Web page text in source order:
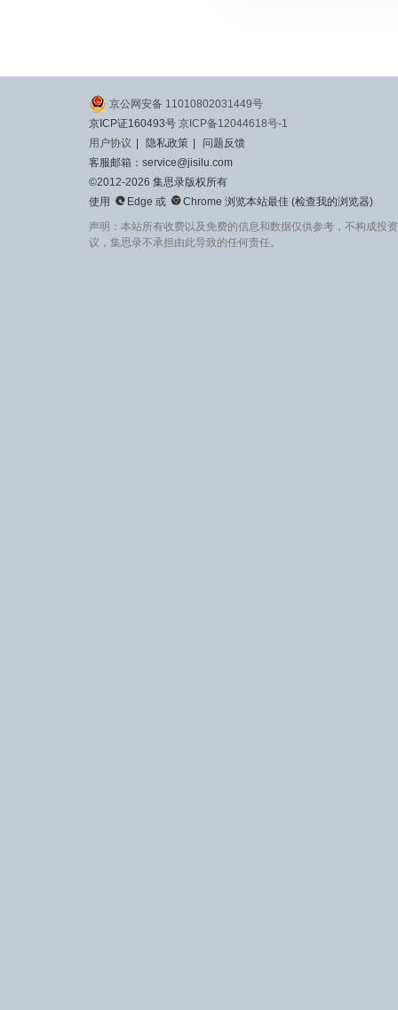
京公网安备 11010802031449号
京ICP证160493号 京ICP备12044618号-1
用户协议 | 隐私政策 |
问题反馈
客服邮箱：service@jisilu.com
©2012-2026 集思录版权所有
使用  Edge 或 Chrome 浏览本站最佳 (检查我的浏览器)
声明：本站所有收费以及免费的信息和数据仅供参考，不构成投
议，集思录不承担由此导致的任何责任。